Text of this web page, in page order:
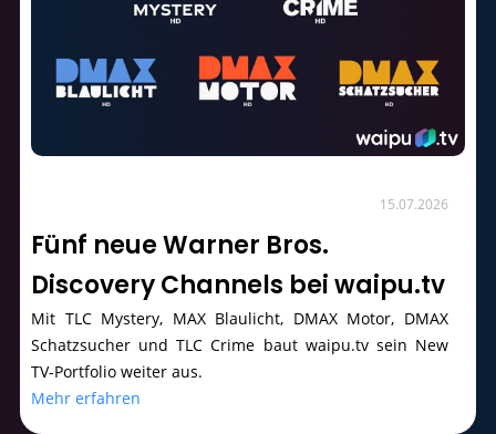
15.07.2026
Fünf neue Warner Bros.
Discovery Channels bei waipu.tv
Mit TLC Mystery, MAX Blaulicht, DMAX Motor, DMAX
Schatzsucher und TLC Crime baut waipu.tv sein New
TV-Portfolio weiter aus.
Mehr erfahren